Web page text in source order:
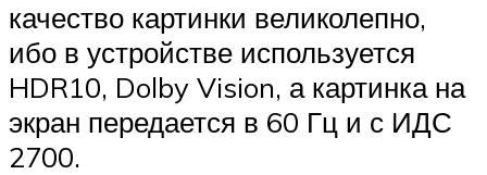
качество картинки великолепно,
ибо в устройстве используется
HDR10, Dolby Vision, а картинка на
экран передается в 60 Гц и с ИДС
2700.